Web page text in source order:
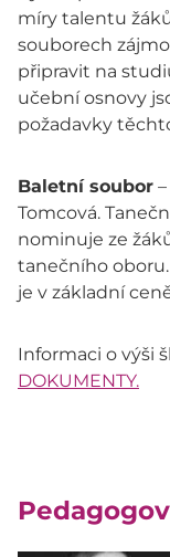
míry talentu
souborech
připravit na
učební osnovy
požadavky
Baletní soubor –
Tomcová.
nominuje ze
tanečního
je v základní
Informaci o výši
DOKUMENTY.